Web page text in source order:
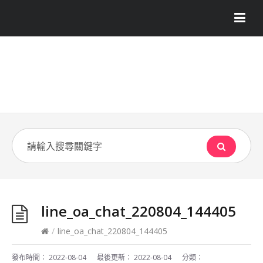
line_oa_chat_220804_144405
/ line_oa_chat_220804_144405
發布時間： 2022-08-04 最後更新： 2022-08-04 分類：